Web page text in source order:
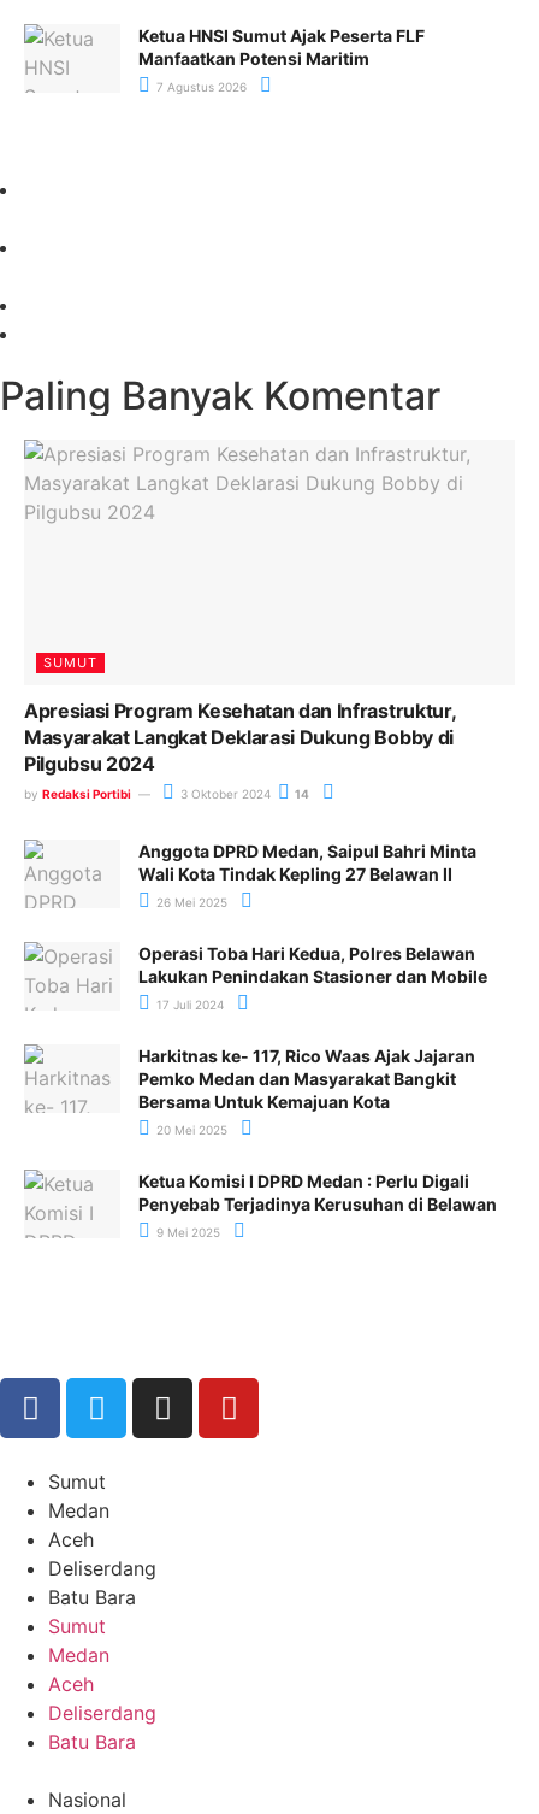
Ketua HNSI Sumut Ajak Peserta FLF
Manfaatkan Potensi Maritim
7 Agustus 2026
Paling Banyak Komentar
SUMUT
Apresiasi Program Kesehatan dan Infrastruktur,
Masyarakat Langkat Deklarasi Dukung Bobby di
Pilgubsu 2024
by Redaksi Portibi 3 Oktober 2024 14
Anggota DPRD Medan, Saipul Bahri Minta
Wali Kota Tindak Kepling 27 Belawan II
26 Mei 2025
Operasi Toba Hari Kedua, Polres Belawan
Lakukan Penindakan Stasioner dan Mobile
17 Juli 2024
Harkitnas ke- 117, Rico Waas Ajak Jajaran
Pemko Medan dan Masyarakat Bangkit
Bersama Untuk Kemajuan Kota
20 Mei 2025
Ketua Komisi I DPRD Medan : Perlu Digali
Penyebab Terjadinya Kerusuhan di Belawan
9 Mei 2025
Sumut
Medan
Aceh
Deliserdang
Batu Bara
Sumut
Medan
Aceh
Deliserdang
Batu Bara
Nasional